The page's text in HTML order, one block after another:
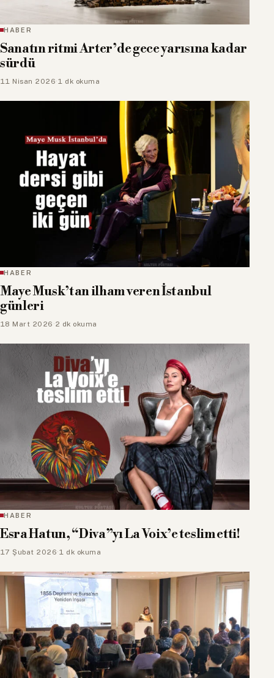
HABER
Sanatın ritmi Arter’de gece yarısına kadar
sürdü
11 Nisan 2026·1 dk okuma
HABER
Maye Musk’tan ilham veren İstanbul
günleri
18 Mart 2026 ·2 dk okuma
HABER
Esra Hatun, “Diva”yı La Voix’e teslim etti!
17 Şubat 2026·1 dk okuma